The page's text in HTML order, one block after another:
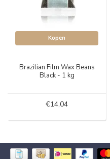
Kopen
Brazilian Film Wax Beans
Black - 1 kg
€14,04